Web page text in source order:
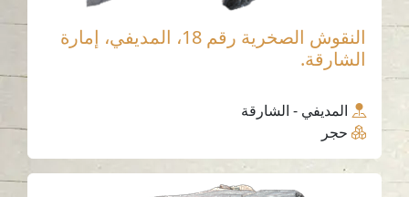
النقوش الصخرية رقم 18، المديفي، إمارة
الشارقة.
المديفي - الشارقة
حجر